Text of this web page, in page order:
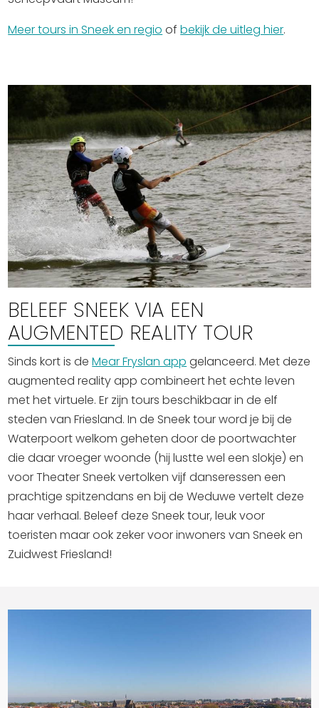
Meer tours in Sneek en regio ofbekijk de uitleg hier.
BELEEF SNEEK VIA EEN
AUGMENTED REALITY TOUR
Sinds kort is deMear Fryslan app gelanceerd. Met deze
augmented reality app combineert het echte leven
met het virtuele. Er zijn tours beschikbaar in de elf
steden van Friesland. In de Sneek tour word je bij de
Waterpoort welkom geheten door de poortwachter
die daar vroeger woonde (hij lustte wel een slokje) en
voor Theater Sneek vertolken vijf danseressen een
prachtige spitzendans en bij de Weduwe vertelt deze
haar verhaal. Beleef deze Sneek tour, leuk voor
toeristen maar ook zeker voor inwoners van Sneek en
Zuidwest Friesland!